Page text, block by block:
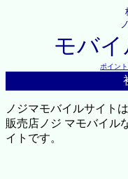
モバイ
ポイント
ノジマモバイルサイト
販売店ノジ マモバイル
イトです。